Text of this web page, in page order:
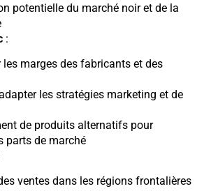
potentielle du marché noir et de la
:
les marges des fabricants et des
les stratégies marketing et de
de produits alternatifs pour
parts de marché
ventes dans les régions frontalières